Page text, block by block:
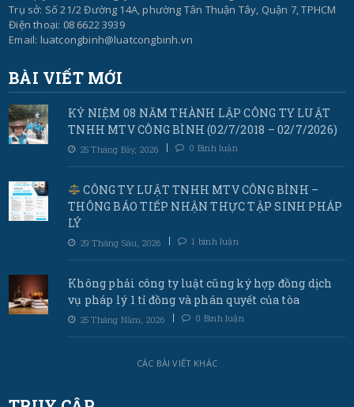
Trụ sở: Số 21/2 Đường 14A, phường Tân Thuận Tây, Quận 7, TPHCM
Điện thoại: 08 6622 3939
Email: luatcongbinh@luatcongbinh.vn
BÀI VIẾT MỚI
KỶ NIỆM 08 NĂM THÀNH LẬP CÔNG TY LUẬT
TNHH MTV CÔNG BÌNH (02/7/2018 – 02/7/2026)
25 Tháng Bảy, 2026 0 Bình luận
CÔNG TY LUẬT TNHH MTV CÔNG BÌNH –
THÔNG BÁO TIẾP NHẬN THỰC TẬP SINH PHÁP
LÝ
29 Tháng Sáu, 2026 1 bình luận
Không phải công ty luật cũng ký hợp đồng dịch
vụ pháp lý 1 tỉ đồng và phán quyết của tòa
25 Tháng Năm, 2026 0 Bình luận
CÁC BÀI VIẾT KHÁC